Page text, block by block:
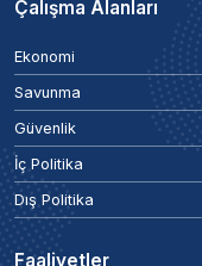
Çalışma Alanları
Ekonomi
Savunma
Güvenlik
İç Politika
Dış Politika
Faaliyetler